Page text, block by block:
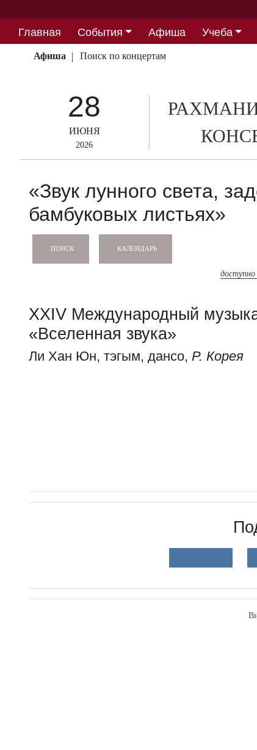
Главная События Афиша Учеба
Партнерство
Афиша Поиск по концертам
28
ИЮНЯ
2026
«Звук лунного света,
бамбуковых листьях»
ПОИСК КАЛЕНДАРЬ
XXIV Международный
«Вселенная звука»
Ли Хан Юн, тэгым, дансо, Р. Корея